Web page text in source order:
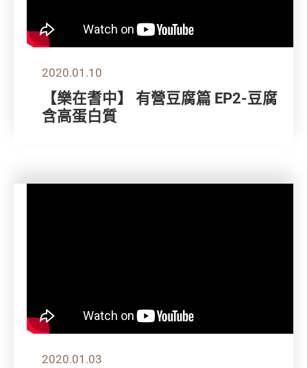
2020.01.10
【樂在耆中】 有營豆腐篇 EP2-豆腐
含高蛋白質
2020.01.03